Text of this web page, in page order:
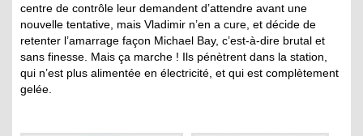
centre de contrôle leur demandent d’attendre avant une
nouvelle tentative, mais Vladimir n’en a cure, et décide de
retenter l’amarrage façon Michael Bay, c’est-à-dire brutal et
sans finesse. Mais ça marche ! Ils pénètrent dans la station,
qui n’est plus alimentée en électricité, et qui est complètement
gelée.